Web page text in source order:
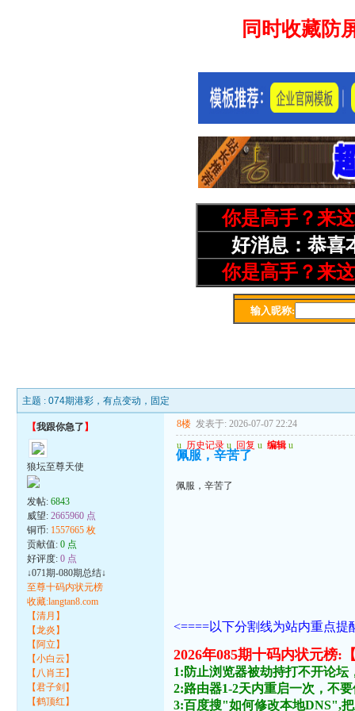
主题 :074期港彩，有点变动，固定
【我跟你急了 】
狼坛至尊天使
发帖:6843
威望:2665960 点
铜币: 1557665 枚
贡献值:0 点
好评度:0 点
↓071期-080期总结↓
至尊十码内状元榜
收藏:langtan8.com
【清月】
【龙炎】
【阿立】
【小白云】
【八肖王】
【君子剑】
【鹤顶红】
8楼 发表于: 2026-07-07 22:24
u 历史记录 u 回复 u 编辑 u
佩服，辛苦了
佩服，辛苦了
<====以下分割线为站内重点提
2026年085期十码内状元榜:
1:防止浏览器被劫持打不开论
2:路由器1-2天内重启一次，不
3:百度搜"如何修改本地DNS",把